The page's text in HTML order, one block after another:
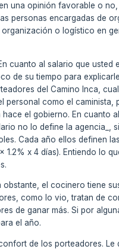
una opinión favorable o
personas encargadas de
o logístico en
cuanto al salario que
de su tiempo para
del Camino Inca,
como el
el gobierno. En cuanto
no lo define la
Cada año ellos definen
x 4 días). Entiendo lo
el cocinero tiene
como lo vio, tratan de
de ganar más. Si por
el año.
de los porteadores.